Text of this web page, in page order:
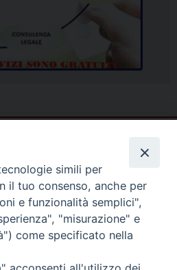
simili per
il tuo consenso, anche per
e funzionalità semplici",
"misurazione" e
come specificato nella